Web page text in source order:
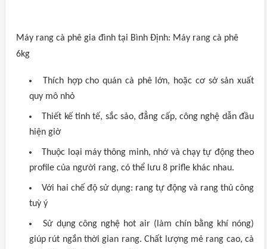
Máy rang cà phê gia đình tại Bình Định: Máy rang cà phê
6kg
Thích hợp cho quán cà phê lớn, hoặc cơ sở sản xuất
quy mô nhỏ
Thiết kế tinh tế, sắc sảo, đẳng cấp, công nghệ dẫn đầu
hiện giờ
Thuộc loại máy thông minh, nhớ và chạy tự động theo
profile của người rang, có thể lưu 8 prifle khác nhau.
Với hai chế độ sử dụng: rang tự động và rang thủ công
tuỳ ý
Sử dụng công nghệ hot air (làm chín bằng khí nóng)
giúp rút ngắn thời gian rang. Chất lượng mẻ rang cao, cà